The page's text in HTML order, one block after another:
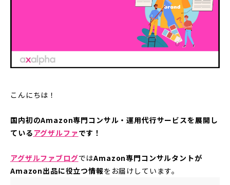
こんにちは！
国内初のAmazon専門コンサル・運用代行サービスを展開し
ているアグザルファです！
アグザルファブログではAmazon専門コンサルタントが
Amazon出品に役立つ情報をお届けしています。